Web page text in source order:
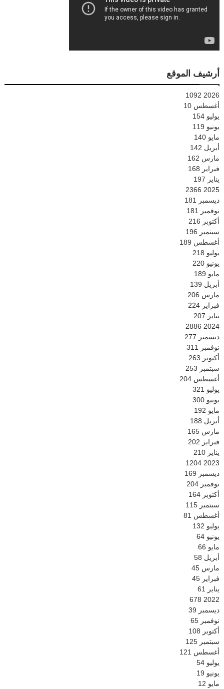
أرشيف الموقع
2026
1092
أغسطس 10
يوليو 154
يونيو 119
مايو 140
أبريل 142
مارس 162
فبراير 168
يناير 197
2025
2366
ديسمبر
181
نوفمبر
181
أكتوبر 216
سبتمبر 196
أغسطس 189
يوليو 218
يونيو 220
مايو 189
أبريل 139
مارس 206
فبراير 224
يناير 207
2024
2886
ديسمبر 277
نوفمبر
311
أكتوبر 263
سبتمبر 253
أغسطس 204
يوليو 321
يونيو 300
مايو 192
أبريل 188
مارس 165
فبراير 202
يناير 210
2023
1204
ديسمبر 169
نوفمبر 204
أكتوبر 164
سبتمبر 115
أغسطس 81
يوليو 132
يونيو 64
مايو 66
أبريل 58
مارس 45
فبراير 45
يناير
61
2022
678
ديسمبر 39
نوفمبر 65
أكتوبر 108
سبتمبر 125
أغسطس 121
يوليو 54
يونيو 19
مايو 12